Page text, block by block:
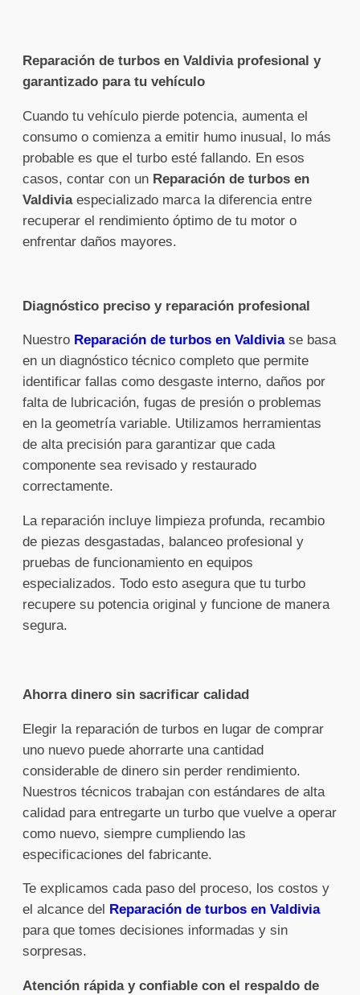
Reparación de turbos en Valdivia profesional y
garantizado para tu vehículo
Cuando tu vehículo pierde potencia, aumenta el
consumo o comienza a emitir humo inusual, lo más
probable es que el turbo esté fallando. En esos
casos, contar con un Reparación de turbos en
Valdiviaespecializado marca la diferencia entre
recuperar el rendimiento óptimo de tu motor o
enfrentar daños mayores.
Diagnóstico preciso y reparación profesional
Nuestro Reparación de turbos en Valdiviase basa
en un diagnóstico técnico completo que permite
identificar fallas como desgaste interno, daños por
falta de lubricación, fugas de presión o problemas
en la geometría variable. Utilizamos herramientas
de alta precisión para garantizar que cada
componente sea revisado y restaurado
correctamente.
La reparación incluye limpieza profunda, recambio
de piezas desgastadas, balanceo profesional y
pruebas de funcionamiento en equipos
especializados. Todo esto asegura que tu turbo
recupere su potencia original y funcione de manera
segura.
Ahorra dinero sin sacrificar calidad
Elegir la reparación de turbos en lugar de comprar
uno nuevo puede ahorrarte una cantidad
considerable de dinero sin perder rendimiento.
Nuestros técnicos trabajan con estándares de alta
calidad para entregarte un turbo que vuelve a operar
como nuevo, siempre cumpliendo las
especificaciones del fabricante.
Te explicamos cada paso del proceso, los costos y
el alcance del
Reparación de turbos en Valdivia
para que tomes decisiones informadas y sin
sorpresas.
Atención rápida y confiable con el respaldo de